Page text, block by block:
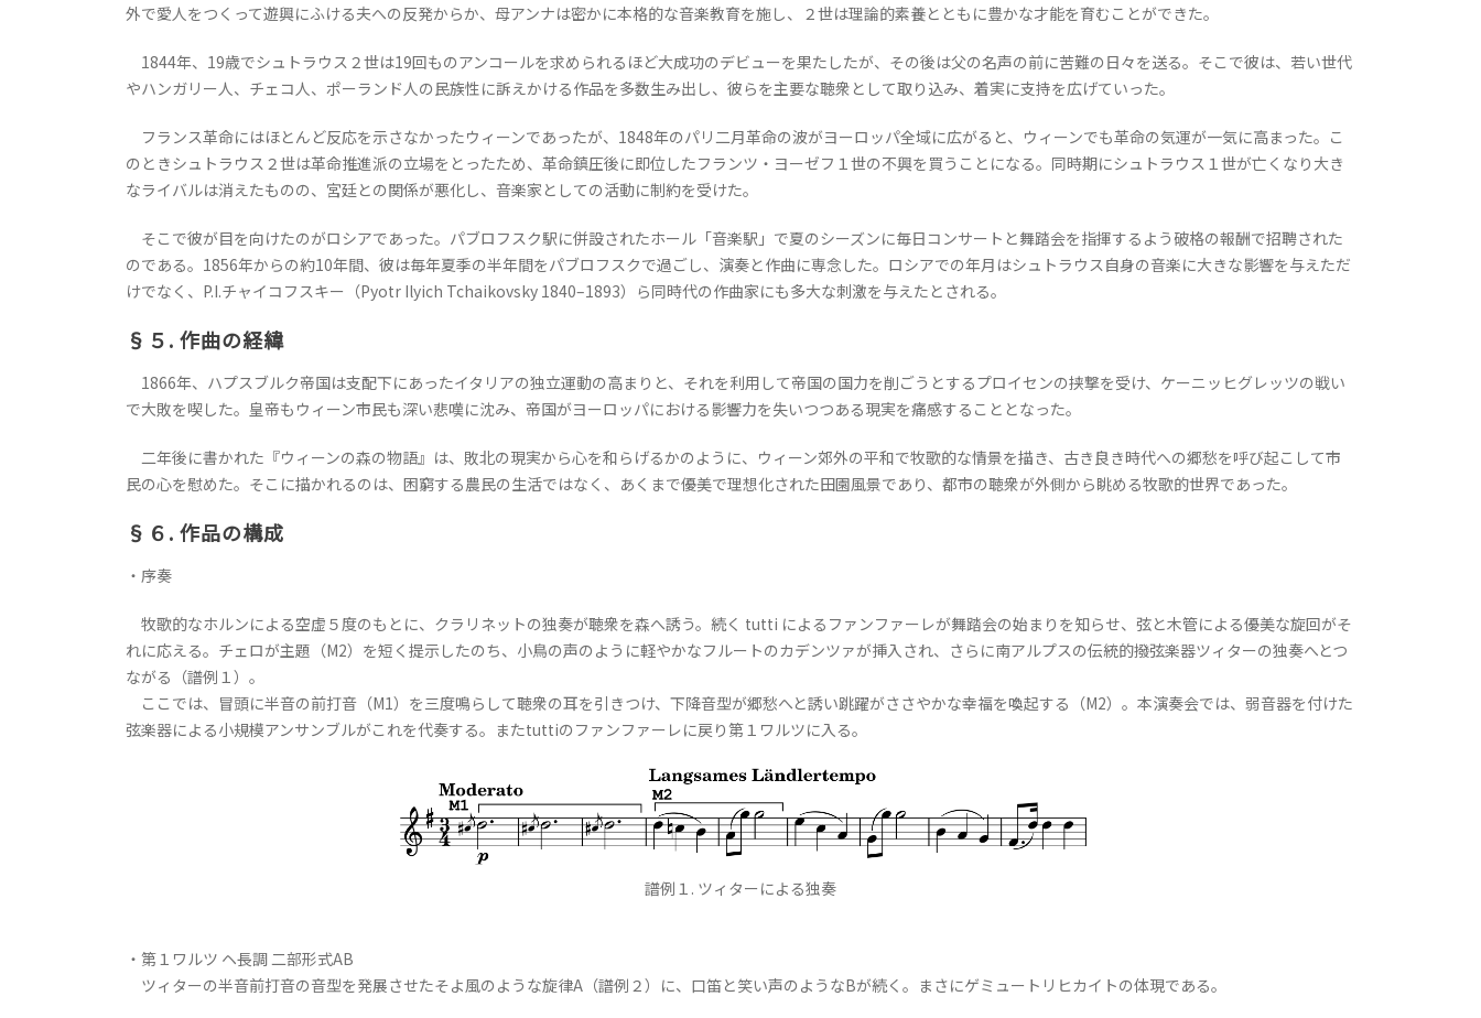
外で愛人をつくって遊興にふける夫への反発からか、母アンナは密かに本格的な音楽教育を施し、２世は理論的素養とともに豊かな才能を育むことができた。
1844年、19歳でシュトラウス２世は19回ものアンコールを求められるほど大成功のデビューを果たしたが、その後は父の名声の前に苦難の日々を送る。そこで彼は、若い世代
やハンガリー人、チェコ人、ポーランド人の民族性に訴えかける作品を多数生み出し、彼らを主要な聴衆として取り込み、着実に支持を広げていった。
フランス革命にはほとんど反応を示さなかったウィーンであったが、1848年のパリ二月革命の波がヨーロッパ全域に広がると、ウィーンでも革命の気運が一気に高まった。こ
のときシュトラウス２世は革命推進派の立場をとったため、革命鎮圧後に即位したフランツ・ヨーゼフ１世の不興を買うことになる。同時期にシュトラウス１世が亡くなり大き
なライバルは消えたものの、宮廷との関係が悪化し、音楽家としての活動に制約を受けた。
そこで彼が目を向けたのがロシアであった。パブロフスク駅に併設されたホール「音楽駅」で夏のシーズンに毎日コンサートと舞踏会を指揮するよう破格の報酬で招聘された
のである。1856年からの約10年間、彼は毎年夏季の半年間をパブロフスクで過ごし、演奏と作曲に専念した。ロシアでの年月はシュトラウス自身の音楽に大きな影響を与えただ
けでなく、P.I.チャイコフスキー（Pyotr Ilyich Tchaikovsky 1840–1893）ら同時代の作曲家にも多大な刺激を与えたとされる。
§５. 作曲の経緯
1866年、ハプスブルク帝国は支配下にあったイタリアの独立運動の高まりと、それを利用して帝国の国力を削ごうとするプロイセンの挟撃を受け、ケーニッヒグレッツの戦い
で大敗を喫した。皇帝もウィーン市民も深い悲嘆に沈み、帝国がヨーロッパにおける影響力を失いつつある現実を痛感することとなった。
二年後に書かれた『ウィーンの森の物語』は、敗北の現実から心を和らげるかのように、ウィーン郊外の平和で牧歌的な情景を描き、古き良き時代への郷愁を呼び起こして市
民の心を慰めた。そこに描かれるのは、困窮する農民の生活ではなく、あくまで優美で理想化された田園風景であり、都市の聴衆が外側から眺める牧歌的世界であった。
§６. 作品の構成
・序奏
牧歌的なホルンによる空虚５度のもとに、クラリネットの独奏が聴衆を森へ誘う。続く tutti によるファンファーレが舞踏会の始まりを知らせ、弦と木管による優美な旋回がそ
れに応える。チェロが主題（M2）を短く提示したのち、小鳥の声のように軽やかなフルートのカデンツァが挿入され、さらに南アルプスの伝統的撥弦楽器ツィターの独奏へとつ
ながる（譜例１）。
ここでは、冒頭に半音の前打音（M1）を三度鳴らして聴衆の耳を引きつけ、下降音型が郷愁へと誘い跳躍がささやかな幸福を喚起する（M2）。本演奏会では、弱音器を付けた
弦楽器による小規模アンサンブルがこれを代奏する。またtuttiのファンファーレに戻り第１ワルツに入る。
譜例１. ツィターによる独奏
・第１ワルツ ヘ長調 二部形式AB
ツィターの半音前打音の音型を発展させたそよ風のような旋律A（譜例２）に、口笛と笑い声のようなBが続く。まさにゲミュートリヒカイトの体現である。